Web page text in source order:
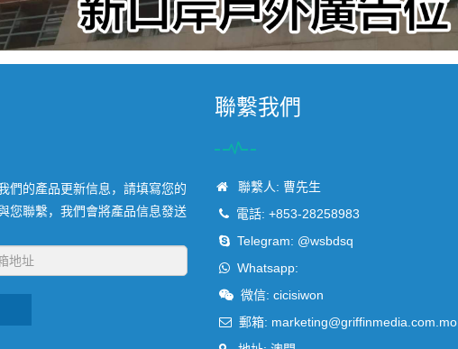
們的產品更新信息，請填寫您的
您聯繫，我們會將產品信息發送
聯繫我們
聯繫人: 曹先生
電話: +853-28258983
Telegram: @wsbdsq
Whatsapp:
微信: cicisiwon
郵箱: marketing@griffinmedia.com.mo